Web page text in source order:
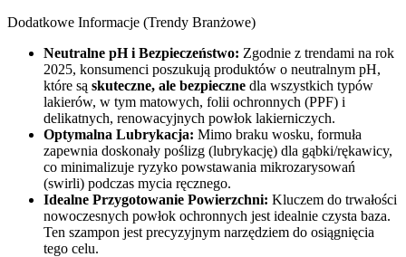
Dodatkowe Informacje (Trendy Branżowe)
Neutralne pH i Bezpieczeństwo: Zgodnie z trendami na rok
2025, konsumenci poszukują produktów o neutralnym pH,
które są skuteczne, ale bezpieczne dla wszystkich typów
lakierów, w tym matowych, folii ochronnych (PPF) i
delikatnych, renowacyjnych powłok lakierniczych.
Optymalna Lubrykacja: Mimo braku wosku, formuła
zapewnia doskonały poślizg (lubrykację) dla gąbki/rękawicy,
co minimalizuje ryzyko powstawania mikrozarysowań
(swirli) podczas mycia ręcznego.
Idealne Przygotowanie Powierzchni: Kluczem do trwałości
nowoczesnych powłok ochronnych jest idealnie czysta baza.
Ten szampon jest precyzyjnym narzędziem do osiągnięcia
tego celu.